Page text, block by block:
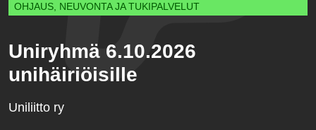
OHJAUS, NEUVONTA JA TUKIPALVELUT
Uniryhmä 6.10.2026
unihäiriöisille
Uniliitto ry